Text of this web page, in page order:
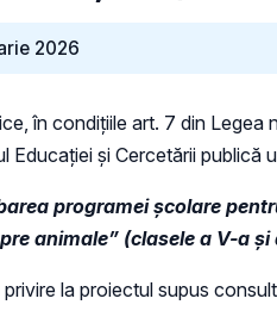
2026
în condiţiile art. 7 din
Educaţiei și Cercetării publică
programei școlare
animale” (clasele a V-a
la proiectul supus